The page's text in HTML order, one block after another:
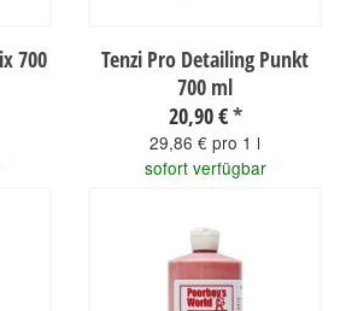
700
Tenzi Pro Detailing Punkt
700 ml
20,90 €*
29,86 € pro 1 l
sofort verfügbar